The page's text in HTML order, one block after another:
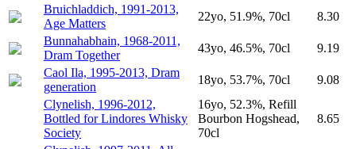
Bruichladdich, 1991-2013,
Age Matters
22yo, 51.9%, 70cl
8.30
Bunnahabhain, 1968-2011,
Dram Together
43yo, 46.5%, 70cl
9.19
Caol Ila, 1995-2013, Dram
generation
18yo, 53.7%, 70cl
9.08
Clynelish, 1996-2012,
Bottled for Lindores Whisky
Society
16yo, 52.3%, Refill
Bourbon Hogshead,
70cl
8.65